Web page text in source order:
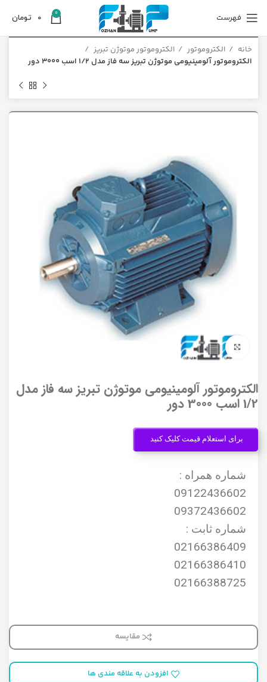
فهرست 0
0 تومان
خانه الکتروموتور
الکتروموتور موتوژن تبریز
الکتروموتور آلومینیومی موتوژن تبریز سه فاز مدل 1/2 اسب 3000 دور
برای بزرگنمایی کلیک کنید
الکتروموتور آلومینیومی موتوژن تبریز سه فاز مدل
1/2 اسب 3000 دور
برای استعلام قیمت کلیک کنید
شماره همراه :
09122436602
09372436602
شماره ثابت :
02166386409
02166386410
02166388725
مقایسه
افزودن به علاقه مندی ها